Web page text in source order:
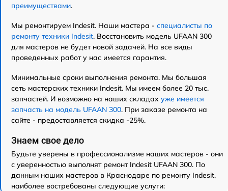
преимуществами.
Мы ремонтируем Indesit. Наши мастера - специалисты по
ремонту техники Indesit. Восстановить модель UFAAN 300
для мастеров не будет новой задачей. На все виды
проведенных работ у нас имеется гарантия.
Минимальные сроки выполнения ремонта. Мы большая
сеть мастерских техники Indesit. Мы имеем более 20 тыс.
запчастей. И возможно на наших складах уже имеется
запчасть на модель UFAAN 300. При заказе ремонта на
сайте - предоставляется скидка -25%.
Знаем свое дело
Будьте уверены в профессионализме наших мастеров - они
с уверенностью выполнят ремонт Indesit UFAAN 300. По
данным наших мастеров в Краснодаре по ремонту Indesit,
наиболее востребованы следующие услуги: